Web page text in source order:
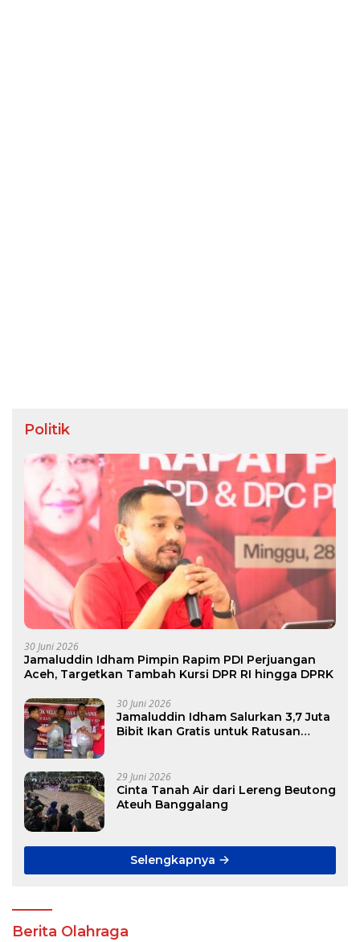
Politik
30 Juni 2026
Jamaluddin Idham Pimpin Rapim PDI Perjuangan
Aceh, Targetkan Tambah Kursi DPR RI hingga DPRK
30 Juni 2026
Jamaluddin Idham Salurkan 3,7 Juta
Bibit Ikan Gratis untuk Ratusan
29 Juni 2026
Cinta Tanah Air dari Lereng Beutong
Ateuh Banggalang
Selengkapnya
Berita Olahraga